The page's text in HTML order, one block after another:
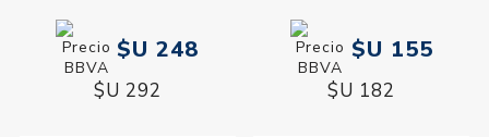
$U 248
$U 292
$U 155
$U 182